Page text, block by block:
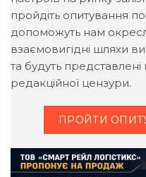
пройдіть опитування
допоможуть нам
взаємовигідні шляхи
та будуть
редакційної цензури.
ПРОЙТИ